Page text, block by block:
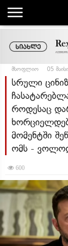
მსოფლიო 05
სრული
როდესაც
მომენტში
ომს -
600